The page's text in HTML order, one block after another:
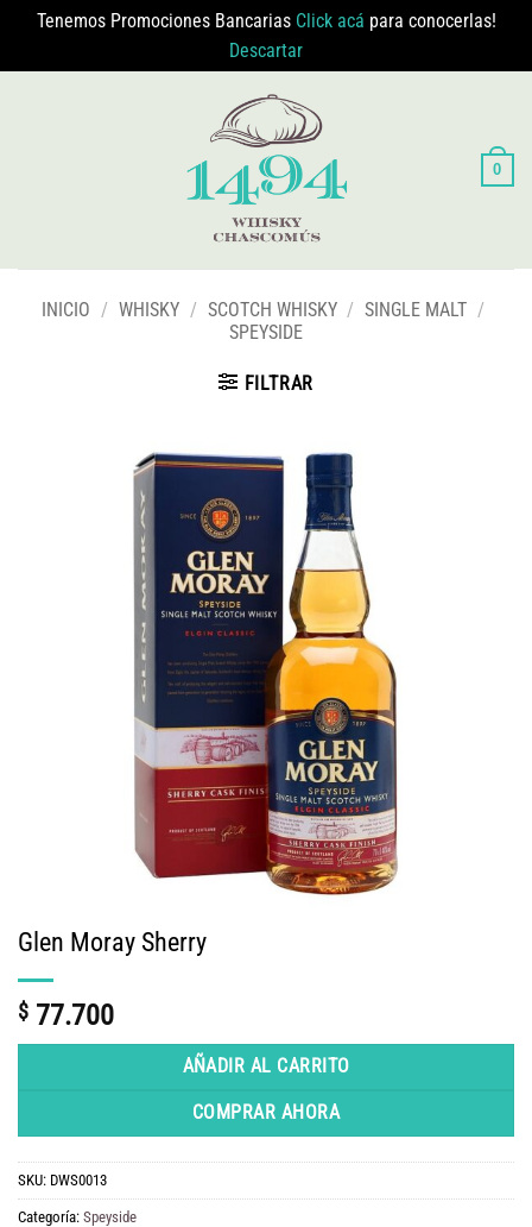
Tenemos Promociones Bancarias Click acá para conocerlas!
Descartar
0
INICIO / WHISKY / SCOTCH WHISKY / SINGLE MALT /
SPEYSIDE
FILTRAR
Glen Moray Sherry
$ 77.700
AÑADIR AL CARRITO
COMPRAR AHORA
SKU: DWS0013
Categoría: Speyside